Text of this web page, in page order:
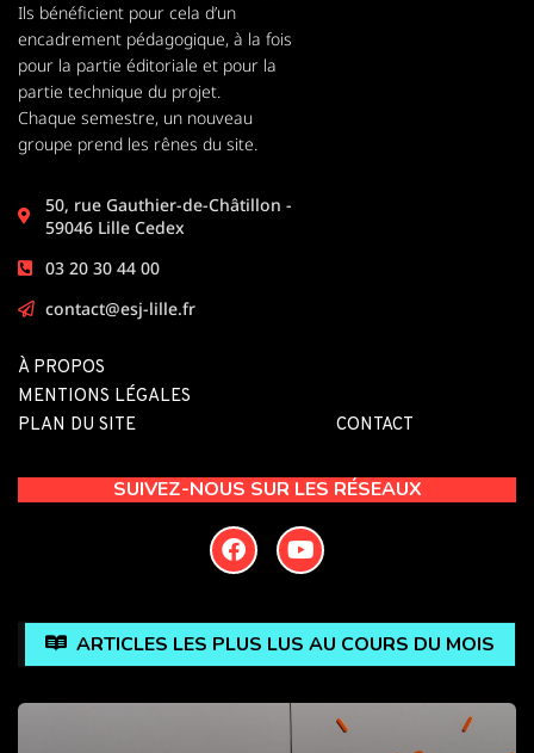
Ils bénéficient pour cela d’un
encadrement pédagogique, à la fois
pour la partie éditoriale et pour la
partie technique du projet.
Chaque semestre, un nouveau
groupe prend les rênes du site.
50, rue Gauthier-de-Châtillon -
59046 Lille Cedex
03 20 30 44 00
contact@esj-lille.fr
À PROPOS
MENTIONS LÉGALES
PLAN DU SITE
CONTACT
SUIVEZ-NOUS SUR LES RÉSEAUX
ARTICLES LES PLUS LUS AU COURS DU MOIS